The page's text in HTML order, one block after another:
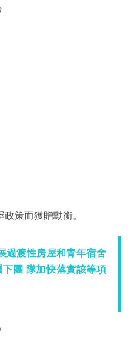
策而獲贈勳銜。
過渡性房屋和青年宿舍
團 隊加快落實該等項